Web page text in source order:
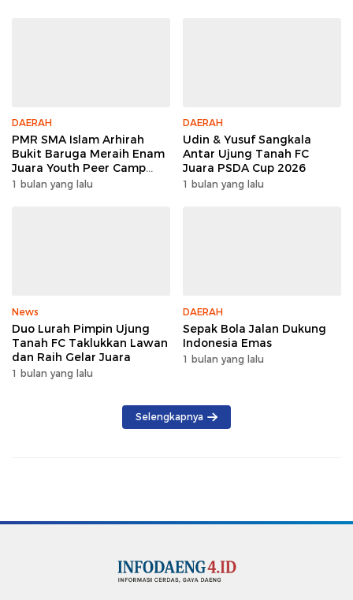
DAERAH
PMR SMA Islam Arhirah
Bukit Baruga Meraih Enam
Juara Youth Peer Camp
2026
1 bulan yang lalu
DAERAH
Udin & Yusuf Sangkala
Antar Ujung Tanah FC
Juara PSDA Cup 2026
1 bulan yang lalu
News
Duo Lurah Pimpin Ujung
Tanah FC Taklukkan Lawan
dan Raih Gelar Juara
1 bulan yang lalu
DAERAH
Sepak Bola Jalan Dukung
Indonesia Emas
1 bulan yang lalu
Selengkapnya